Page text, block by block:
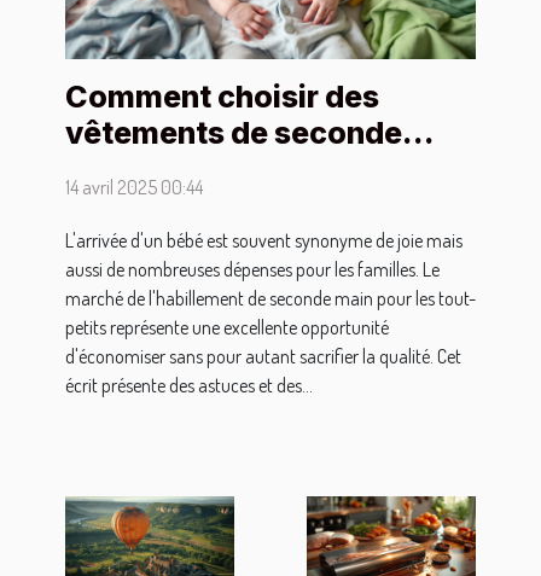
Comment choisir des
vêtements de seconde
compromettre la qualité
14 avril 2025 00:44
L'arrivée d'un bébé est souvent synonyme de joie mais
aussi de nombreuses dépenses pour les familles. Le
marché de l'habillement de seconde main pour les tout-
petits représente une excellente opportunité
d'économiser sans pour autant sacrifier la qualité. Cet
écrit présente des astuces et des...